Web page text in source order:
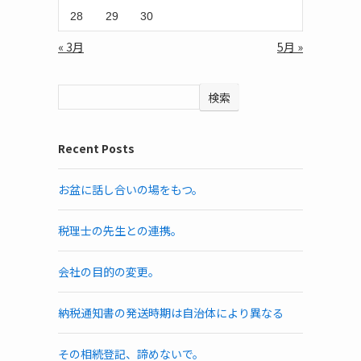
28 29 30
« 3月 5月 »
検索
Recent Posts
お盆に話し合いの場をもつ。
税理士の先生との連携。
会社の目的の変更。
納税通知書の発送時期は自治体により異なる
その相続登記、諦めないで。